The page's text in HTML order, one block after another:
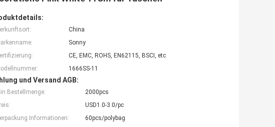
China
Sonny
CE, EMC, ROHS, EN62115, BSCI, etc
1666SS-11
und Versand AGB:
Bestellmenge:
2000pcs
USD1.0-3.0/pc
Informationen:
60pcs/polybag